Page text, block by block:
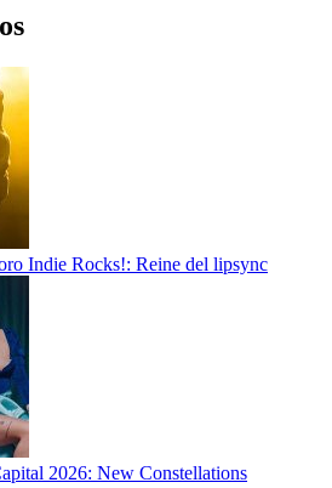
Indie Rocks!: Reine del lipsync
2026: New Constellations